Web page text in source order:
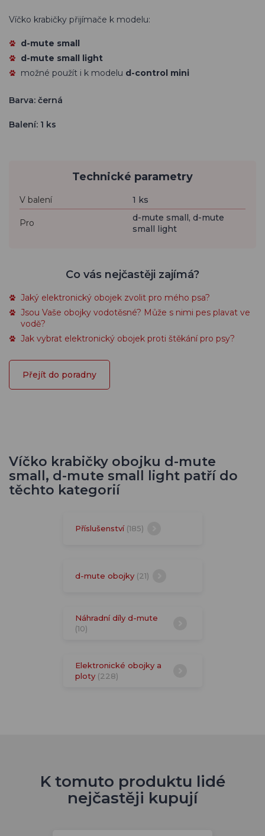
Víčko krabičky přijímače k modelu:
d-mute small
d-mute small light
možné použít i k modelu d-control mini
Barva: černá
Balení: 1 ks
Technické parametry
V balení 1 ks
Pro
d-mute small, d-mute
small light
Co vás nejčastěji zajímá?
Jaký elektronický obojek zvolit pro mého psa?
Jsou Vaše obojky vodotěsné? Může s nimi pes plavat ve
vodě?
Jak vybrat elektronický obojek proti štěkání pro psy?
Přejít do poradny
Víčko krabičky obojku d-mute
small, d-mute small light patří do
těchto kategorií
Příslušenství (185)
d-mute obojky (21)
Náhradní díly d-mute
(10)
Elektronické obojky a
ploty (228)
K tomuto produktu lidé
nejčastěji kupují